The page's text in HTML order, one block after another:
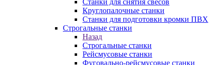
Станки для снятия свесов
Круглопалочные станки
Станки для подготовки кромки ПВХ
Строгальные станки
Назад
Строгальные станки
Рейсмусовые станки
Фуговально-рейсмусовые станки